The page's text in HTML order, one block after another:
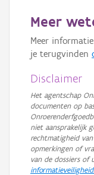
Meer
Meer
je terugvinden
Disclaimer
Het agentschap
documenten op
niet aansprakelijk
rechtmatigheid
opmerkingen of
van de dossiers of